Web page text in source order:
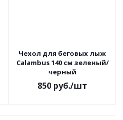
Чехол для беговых лыж
Calambus 140 см зеленый/
черный
850 руб./шт